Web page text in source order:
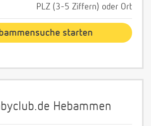
PLZ (3-5 Ziffern) oder Ort
Hebammen